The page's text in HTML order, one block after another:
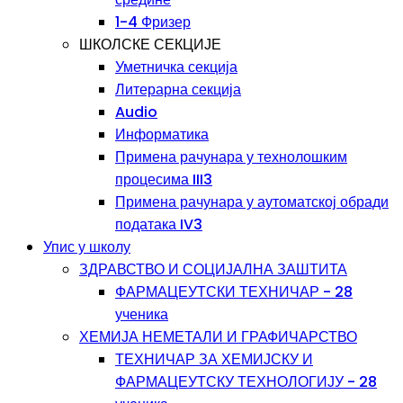
1-4 Фризер
ШКОЛСКЕ СЕКЦИЈЕ
Уметничка секција
Литерарна секција
Audio
Информатика
Примена рачунара у технолошким
процесима III3
Примена рачунара у аутоматској обради
података IV3
Упис у школу
ЗДРАВСТВО И СОЦИЈАЛНА ЗАШТИТА
ФАРМАЦЕУТСКИ ТЕХНИЧАР - 28
ученика
ХЕМИЈА НЕМЕТАЛИ И ГРАФИЧАРСТВО
ТЕХНИЧАР ЗА ХЕМИЈСКУ И
ФАРМАЦЕУТСКУ ТЕХНОЛОГИЈУ - 28